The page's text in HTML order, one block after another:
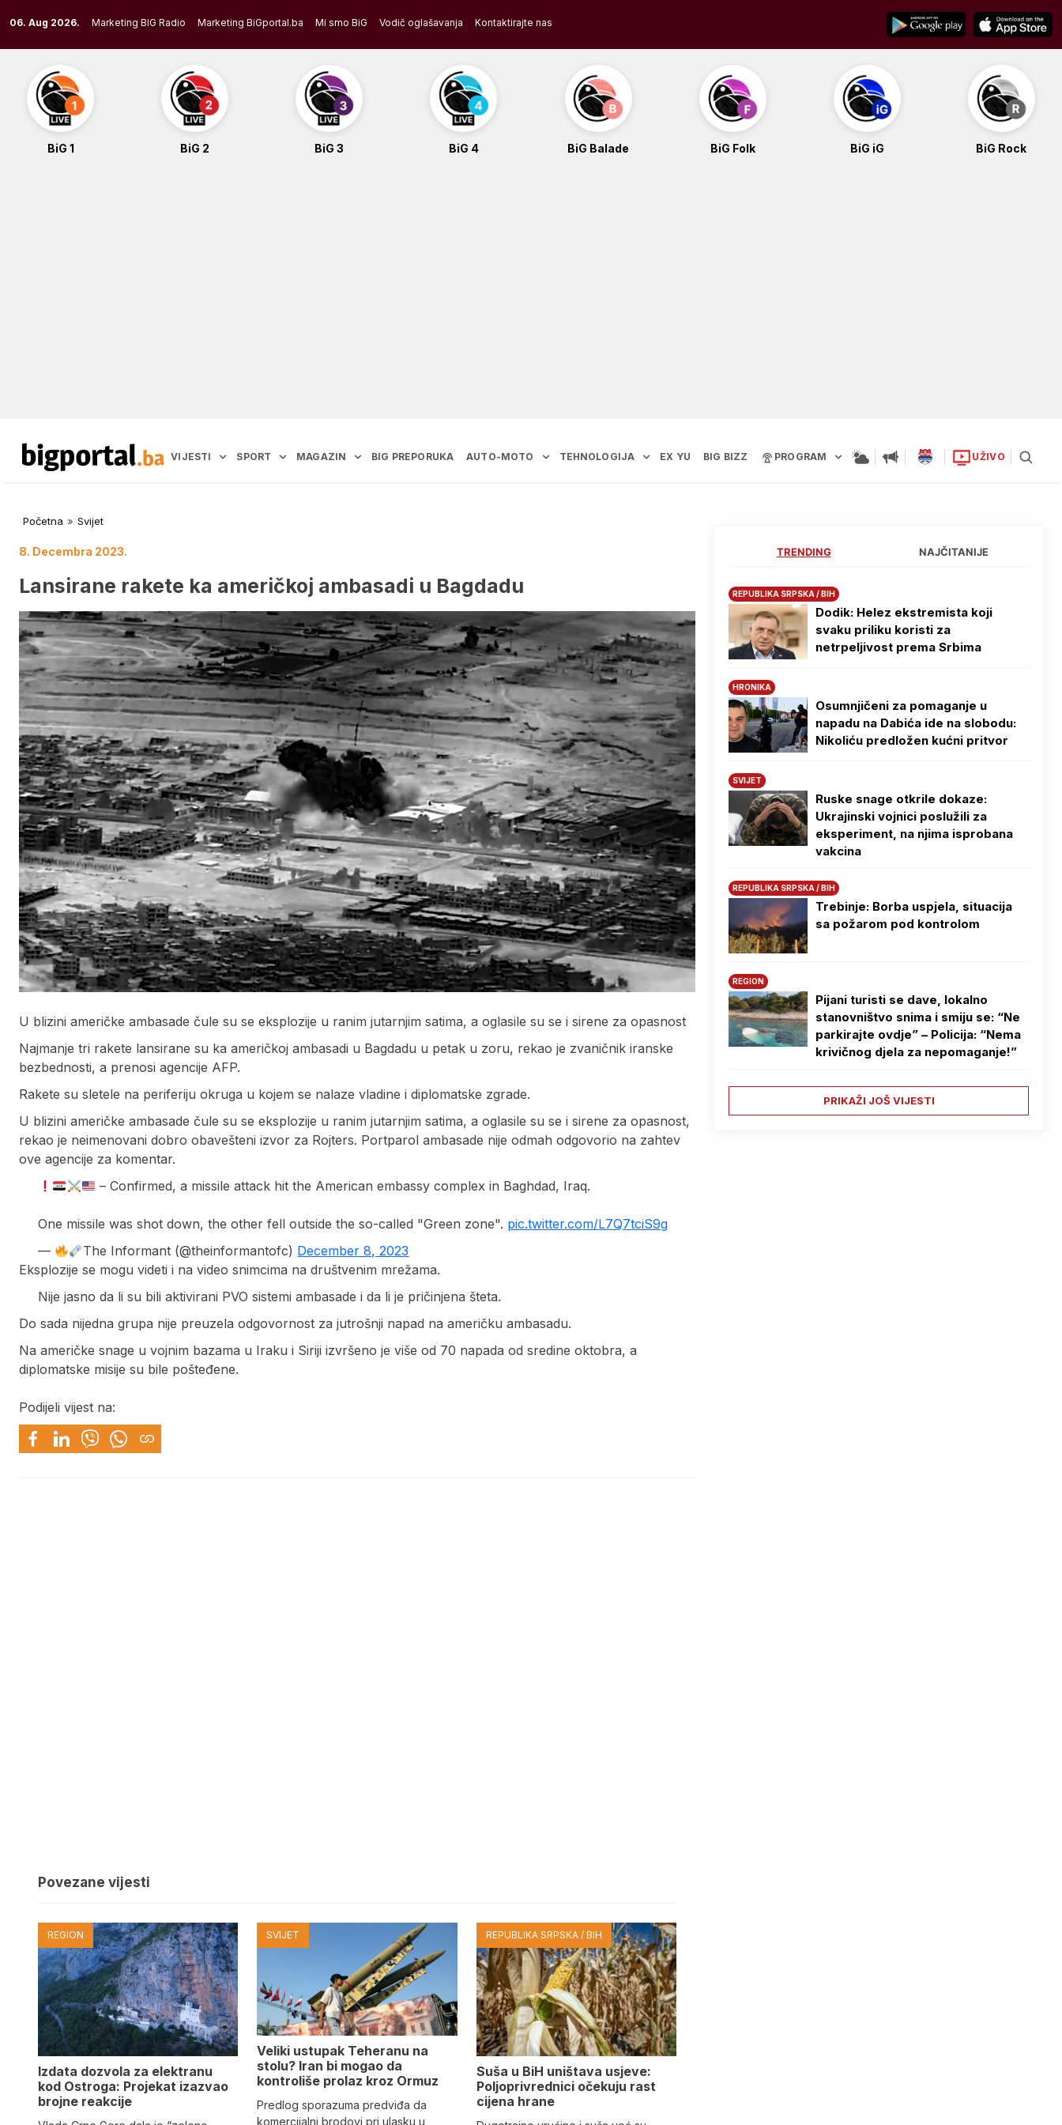
to
content
06. Aug 2026. Marketing BIG Radio Marketing BiGportal.ba Mi smo BiG Vodič oglašavanja Kontaktirajte nas
BiG 1 BiG 2 BiG 3 BiG 4 BiG Balade BiG Folk BiG iG BiG Rock
VIJESTI SPORT MAGAZIN BIG PREPORUKA AUTO-MOTO TEHNOLOGIJA EX YU BIG BIZZ PROGRAM UŽIVO
Početna » Svijet
8. Decembra 2023.
Lansirane rakete ka američkoj ambasadi u Bagdadu
U blizini američke ambasade čule su se eksplozije u ranim jutarnjim satima, a oglasile su se i sirene za opasnost
Najmanje tri rakete lansirane su ka američkoj ambasadi u Bagdadu u petak u zoru, rekao je zvaničnik iranske
bezbednosti, a prenosi agencije AFP.
Rakete su sletele na periferiju okruga u kojem se nalaze vladine i diplomatske zgrade.
U blizini američke ambasade čule su se eksplozije u ranim jutarnjim satima, a oglasile su se i sirene za opasnost,
rekao je neimenovani dobro obavešteni izvor za Rojters. Portparol ambasade nije odmah odgovorio na zahtev
ove agencije za komentar.
– Confirmed, a missile attack hit the American embassy complex in Baghdad, Iraq.
One missile was shot down, the other fell outside the so-called "Green zone". pic.twitter.com/L7Q7tciS9g
—
The Informant (@theinformantofc) December 8, 2023
Eksplozije se mogu videti i na video snimcima na društvenim mrežama.
Nije jasno da li su bili aktivirani PVO sistemi ambasade i da li je pričinjena šteta.
Do sada nijedna grupa nije preuzela odgovornost za jutrošnji napad na američku ambasadu.
Na američke snage u vojnim bazama u Iraku i Siriji izvršeno je više od 70 napada od sredine oktobra, a
diplomatske misije su bile pošteđene.
Podijeli vijest na:
Povezane vijesti
REGION
Izdata dozvola za elektranu
kod Ostroga: Projekat izazvao
brojne reakcije
SVIJET
Veliki ustupak Teheranu na
stolu? Iran bi mogao da
kontroliše prolaz kroz Ormuz
Predlog sporazuma predviđa da
komercijalni brodovi pri ulasku u
REPUBLIKA SRPSKA / BIH
Suša u BiH uništava usjeve:
Poljoprivrednici očekuju rast
cijena hrane
TRENDING NAJČITANIJE
REPUBLIKA SRPSKA / BIH
Dodik: Helez ekstremista koji
svaku priliku koristi za
netrpeljivost prema Srbima
HRONIKA
Osumnjičeni za pomaganje u
napadu na Dabića ide na slobodu:
Nikoliću predložen kućni pritvor
SVIJET
Ruske snage otkrile dokaze:
Ukrajinski vojnici poslužili za
eksperiment, na njima isprobana
vakcina
REPUBLIKA SRPSKA / BIH
Trebinje: Borba uspjela, situacija
sa požarom pod kontrolom
REGION
Pijani turisti se dave, lokalno
stanovništvo snima i smiju se: “Ne
parkirajte ovdje” – Policija: “Nema
krivičnog djela za nepomaganje!”
PRIKAŽI JOŠ VIJESTI